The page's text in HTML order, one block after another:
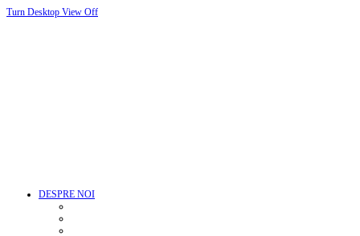
Turn Desktop View Off
DESPRE NOI